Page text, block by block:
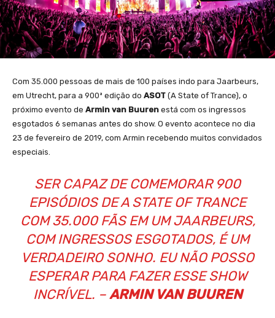
Com 35.000 pessoas de mais de 100 países indo para Jaarbeurs,
em Utrecht, para a 900ª edição do ASOT (A State of Trance), o
próximo evento de Armin van Buuren está com os ingressos
esgotados 6 semanas antes do show. O evento acontece no dia
23 de fevereiro de 2019, com Armin recebendo muitos convidados
especiais.
SER CAPAZ DE COMEMORAR 900
EPISÓDIOS DE A STATE OF TRANCE
COM 35.000 FÃS EM UM JAARBEURS,
COM INGRESSOS ESGOTADOS, É UM
VERDADEIRO SONHO. EU NÃO POSSO
ESPERAR PARA FAZER ESSE SHOW
INCRÍVEL. –ARMIN VAN BUUREN